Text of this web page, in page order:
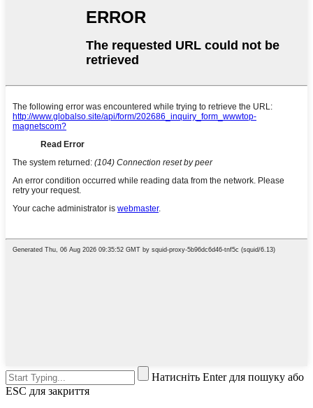
Натисніть Enter для пошуку або
ESC для закриття